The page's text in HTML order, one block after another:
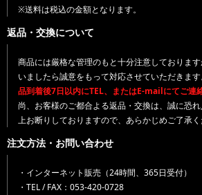
※送料は税込の金額となります。
返品・交換について
商品には厳格な管理のもと十分注意しておりま
いましたら誠意をもって対応させていただきます
品到着後7日以内にTEL、またはE-mailにてご連
尚、お客様のご都合よる返品・交換は、誠に恐
上お断りしておりますので、あらかじめご了承く
注文方法・お問い合わせ
・インターネット販売（24時間、365日受付）
・TEL / FAX：053-420-0728